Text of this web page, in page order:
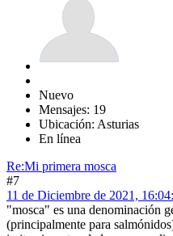
Nuevo
Mensajes: 19
Ubicación: Asturias
En línea
Re:Mi primera mosca
#7
11 de Diciembre de 2021,
"mosca" es una denominación
(principalmente para